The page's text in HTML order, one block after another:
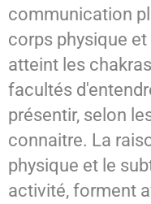
communication
corps physique
atteint les
facultés
présentir, selon
connaitre. La
physique et le
activité, forment